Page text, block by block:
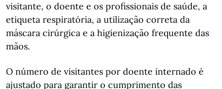
visitante, o doente e os profissionais de saúde, a
etiqueta respiratória, a utilização correta da
máscara cirúrgica e a higienização frequente das
mãos.
O número de visitantes por doente internado é
ajustado para garantir o cumprimento das